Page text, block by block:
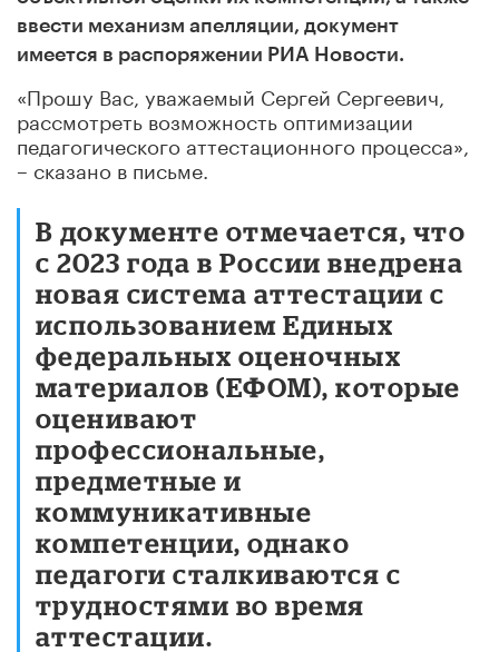
ввести механизм апелляции, документ
имеется в распоряжении РИА Новости.
«Прошу Вас, уважаемый Сергей Сергеевич,
рассмотреть возможность оптимизации
педагогического аттестационного процесса»,
– сказано в письме.
В документе отмечается, что
с 2023 года в России внедрена
новая система аттестации с
использованием Единых
федеральных оценочных
материалов (ЕФОМ), которые
оценивают
профессиональные,
предметные и
коммуникативные
компетенции, однако
педагоги сталкиваются с
трудностями во время
аттестации.